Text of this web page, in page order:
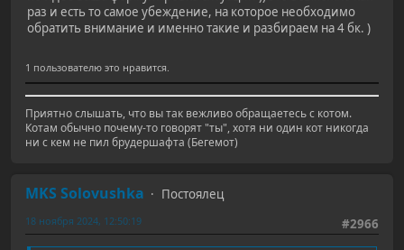
раз и есть то самое убеждение, на которое необходимо
обратить внимание и именно такие и разбираем на 4 бк. )
1 пользователю это нравится.
Приятно слышать, что вы так вежливо обращаетесь с котом.
Котам обычно почему-то говорят "ты", хотя ни один кот никогда
ни с кем не пил брудершафта (Бегемот)
MKS Solovushka
Постоялец
#2966
18 ноября 2024, 12:50:19